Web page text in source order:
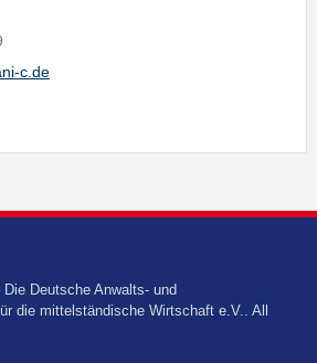
c.de
Deutsche Anwalts- und
die mittelständische Wirtschaft e.V.. All